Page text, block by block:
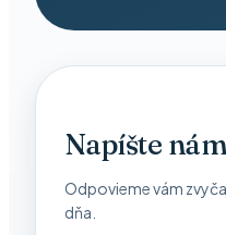
Napíšte
Odpovieme vám
dňa.